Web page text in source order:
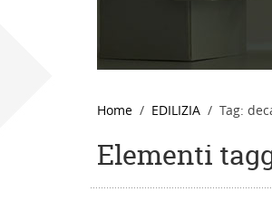
Home EDILIZIA Tag:
Elementi